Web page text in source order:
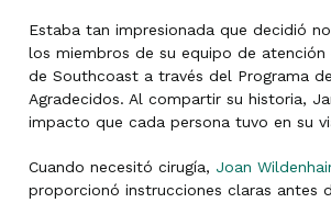
Estaba tan impresionada que decidió
los miembros de su equipo de atención
de Southcoast a través del Programa
Agradecidos. Al compartir su historia,
impacto que cada persona tuvo en su
Cuando necesitó cirugía, Joan
proporcionó instrucciones claras antes